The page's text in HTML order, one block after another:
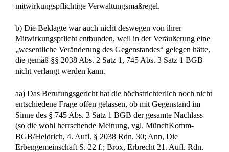
MünchKomm-BGB/K. Schmidt, aaO §§ 744, 745 Rdn. 25).
Nachlasses geändert (vgl. BGHZ 140, 63, 69). Zum
Nachlass gehörten mehrere Immobilien; das
streitgegenständliche Ferienhaus hat ihm also nicht das
maßgebliche Gepräge geben können.
Verkauf einer bestimmten Immobilie muss der einzelne
Miterbe hingegen hinnehmen, da die §§ 2038 Abs. 2 Satz 1,
745 Abs. 3 Satz 2 BGB nur die Nutzungsquote garantierten,
nicht aber die reale Eigennutzung (BGH, Urteil vom 14.
November 1994 aaO unter II 2 a bb).